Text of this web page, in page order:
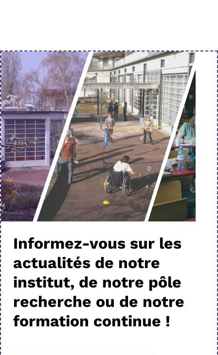
Informez-vous sur les
actualités de notre
institut, de notre pôle
recherche ou de notre
formation continue !